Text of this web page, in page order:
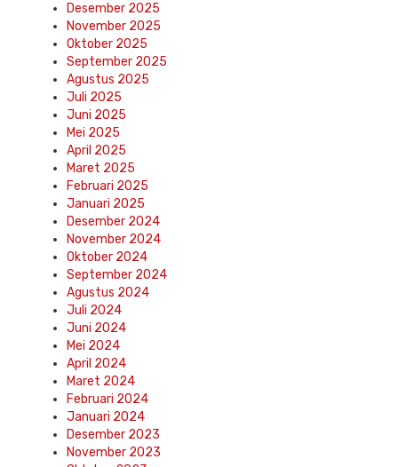
Desember 2025
November 2025
Oktober 2025
September 2025
Agustus 2025
Juli 2025
Juni 2025
Mei 2025
April 2025
Maret 2025
Februari 2025
Januari 2025
Desember 2024
November 2024
Oktober 2024
September 2024
Agustus 2024
Juli 2024
Juni 2024
Mei 2024
April 2024
Maret 2024
Februari 2024
Januari 2024
Desember 2023
November 2023